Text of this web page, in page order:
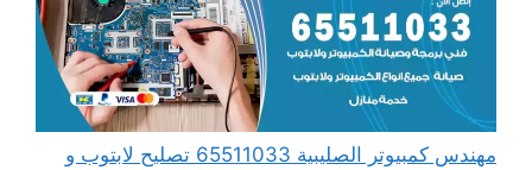
مهندس كمبيوتر الصليبية 65511033 تصليح لابتوب و